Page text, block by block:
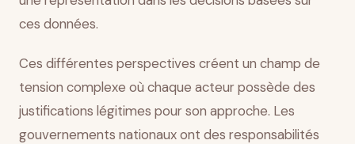
ces données.
Ces différentes perspectives créent un champ de
tension complexe où chaque acteur possède des
justifications légitimes pour son approche. Les
gouvernements nationaux ont des responsabilités